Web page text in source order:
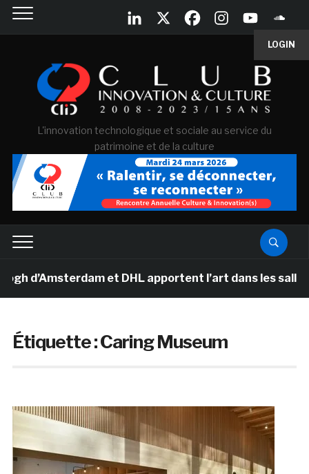
LOGIN
L'innovation technologique et sociale au service du
patrimoine et de la culture
d’Amsterdam et DHL apportent l’art dans les salles de
Étiquette :Caring Museum